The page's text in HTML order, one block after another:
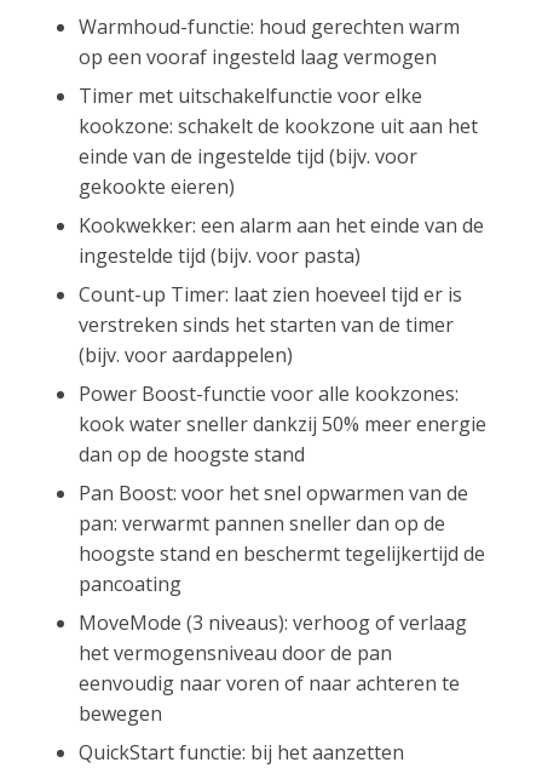
Warmhoud-functie: houd gerechten warm
op een vooraf ingesteld laag vermogen
Timer met uitschakelfunctie voor elke
kookzone: schakelt de kookzone uit aan het
einde van de ingestelde tijd (bijv. voor
gekookte eieren)
Kookwekker: een alarm aan het einde van de
ingestelde tijd (bijv. voor pasta)
Count-up Timer: laat zien hoeveel tijd er is
verstreken sinds het starten van de timer
(bijv. voor aardappelen)
Power Boost-functie voor alle kookzones:
kook water sneller dankzij 50% meer energie
dan op de hoogste stand
Pan Boost: voor het snel opwarmen van de
pan: verwarmt pannen sneller dan op de
hoogste stand en beschermt tegelijkertijd de
pancoating
MoveMode (3 niveaus): verhoog of verlaag
het vermogensniveau door de pan
eenvoudig naar voren of naar achteren te
bewegen
QuickStart functie: bij het aanzetten